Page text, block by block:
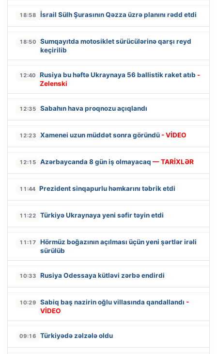
18:58 İsrail Sülh Şurasının Qəzza üzrə planını rədd etdi
18:50
Sumqayıtda motosiklet sürücülərinə qarşı reyd
keçirilib
12:40 Rusiya bu həftə Ukraynaya 56 ballistik raket atıb -
Zelenski
12:35 Sabahın hava proqnozu açıqlandı
12:23 Xamenei uzun müddət sonra göründü - VİDEO
12:15 Azərbaycanda 8 gün iş olmayacaq — TARİXLƏR
11:44 Prezident sinqapurlu həmkarını təbrik etdi
11:22 Türkiyə Ukraynaya yeni səfir təyin etdi
11:17
Hörmüz boğazının açılması üçün yeni şərtlər irəli
sürülüb
10:33 Rusiya Odessaya kütləvi zərbə endirdi
10:29 Sabiq baş nazirin oğlu villasında qandallandı -
VİDEO
09:16 Türkiyədə zəlzələ oldu